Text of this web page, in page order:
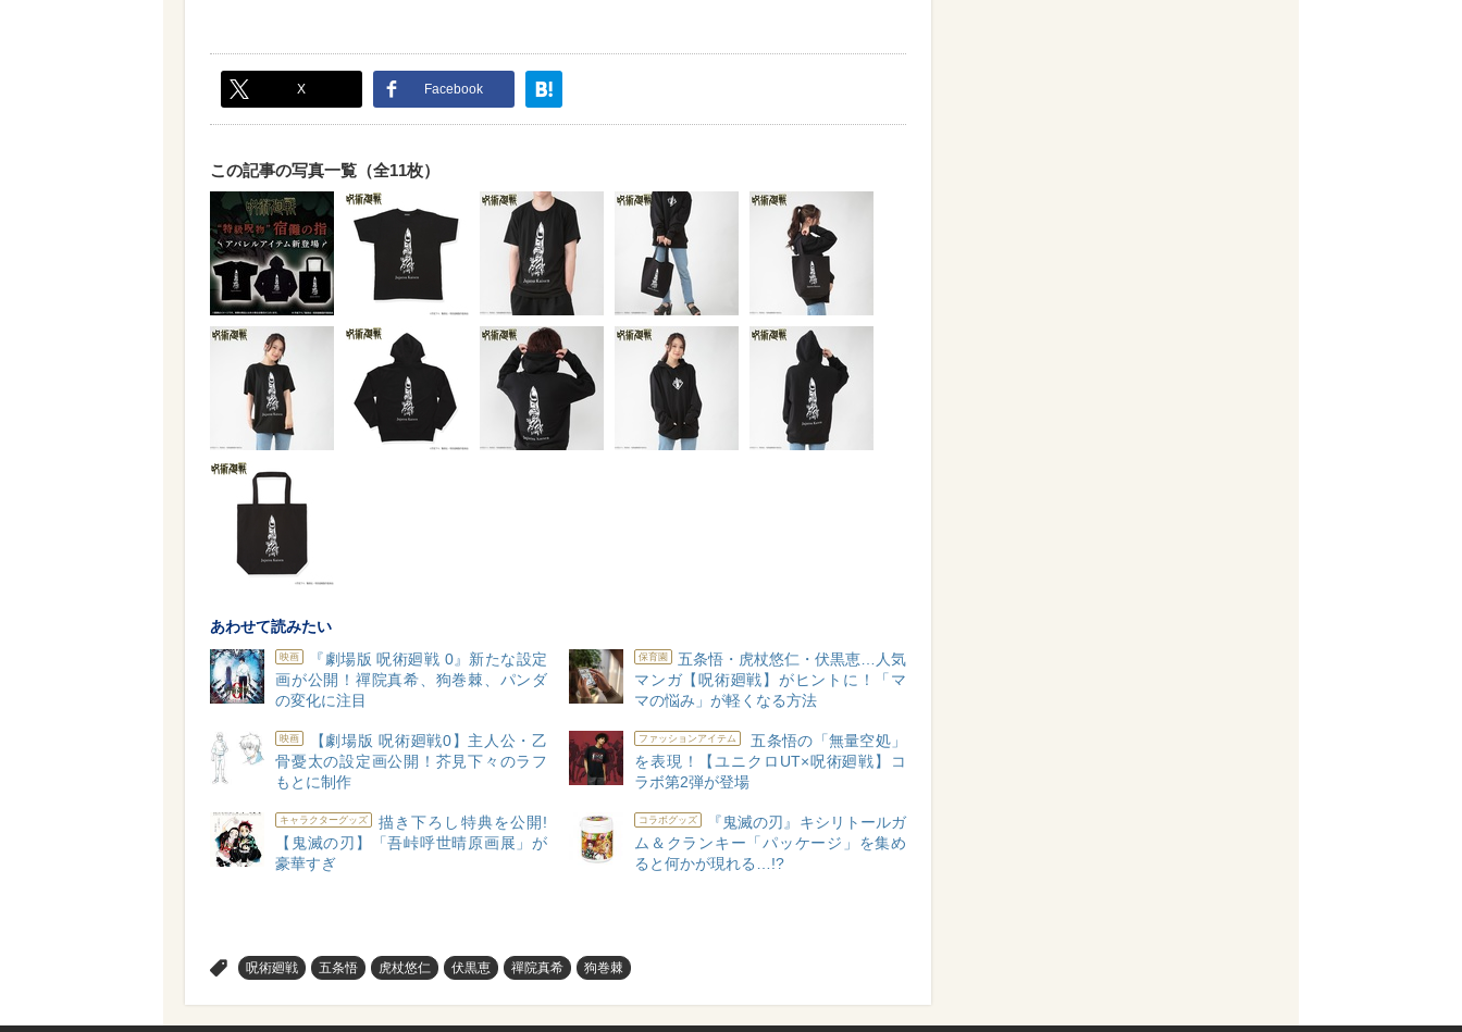
X Facebook
この記事の写真一覧（全11枚）
あわせて読みたい
映画
『劇場版 呪術廻戦 0』新たな設定
画が公開！禪院真希、狗巻棘、パンダ
の変化に注目
保育園
五条悟・虎杖悠仁・伏黒恵…人気
マンガ【呪術廻戦】がヒントに！「マ
マの悩み」が軽くなる方法
映画
【劇場版 呪術廻戦0】主人公・乙
骨憂太の設定画公開！芥見下々のラフ
もとに制作
ファッションアイテム
五条悟の「無量空処」
を表現！【ユニクロUT×呪術廻戦】コ
ラボ第2弾が登場
キャラクターグッズ
描き下ろし特典を公開!
【鬼滅の刃】「吾峠呼世晴原画展」が
豪華すぎ
コラボグッズ
『鬼滅の刃』キシリトールガ
ム＆クランキー「パッケージ」を集め
ると何かが現れる…!?
呪術廻戦 五条悟 虎杖悠仁 伏黒恵 禪院真希 狗巻棘